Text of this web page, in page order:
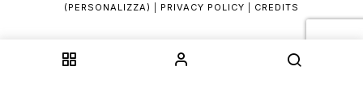
(PERSONALIZZA)
PRIVACY POLICY CREDITS